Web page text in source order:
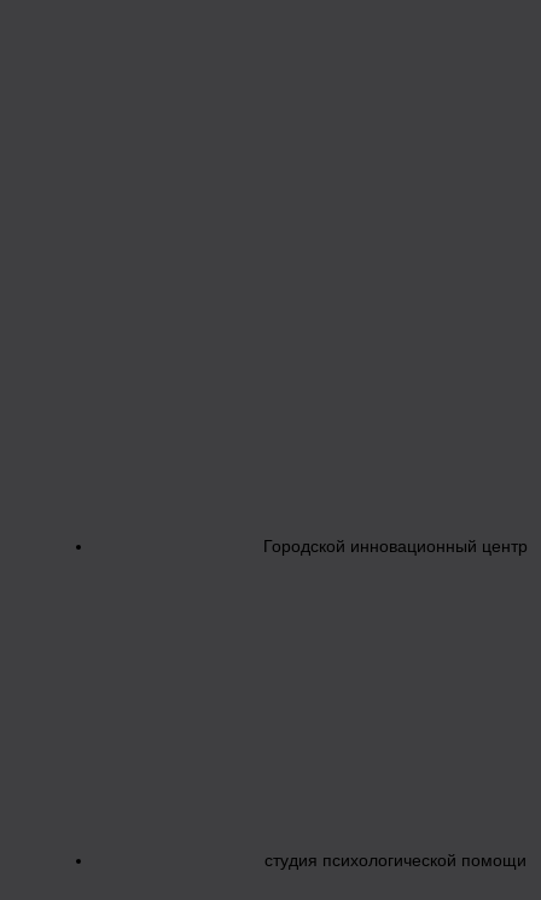
Городской инновационный центр
студия психологической помощи